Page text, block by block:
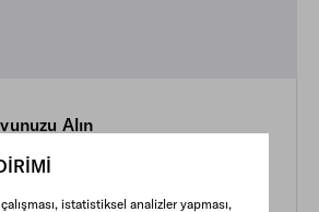
istatistiksel analizler yapması,
Alın
eşliğinde koleksiyonu özel bir
size göre hazırlanmış bir